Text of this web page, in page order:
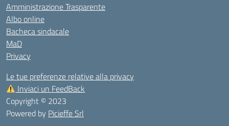
Amministrazione Trasparente
Albo online
Bacheca sindacale
MaD
Privacy
Le tue preferenze relative alla privacy
Inviaci un FeedBack
Copyright © 2023
Powered by Picieffe Srl